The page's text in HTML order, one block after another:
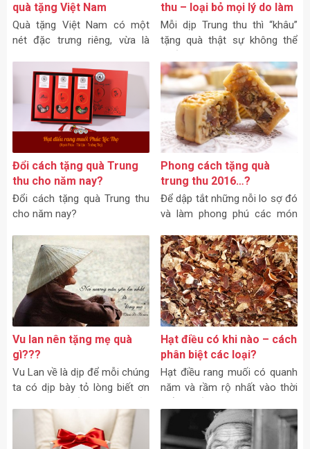
quà tặng Việt Nam
Quà tặng Việt Nam có một
nét đặc trưng riêng, vừa là
nét văn hoá và là đặc sản
riêng của mỗi vùng miền.
thu – loại bỏ mọi lý do làm
khó bạn
Mỗi dịp Trung thu thì “khâu”
tặng quà thật sự không thể
chung nhưng cũng không thể
phủ nhận cách chọn quà tặng
trung thu cũng để lại ấn tượng
sâu sắc đến người nhận và
chính nó cũng đang làm khó
bạn.
Đổi cách tặng quà Trung
thu cho năm nay?
Đổi cách tặng quà Trung thu
cho năm nay?
Phong cách tặng quà
trung thu 2016…?
Để dập tắt những nỗi lo sợ đó
và làm phong phú các món
cách tặng quà trung thu 2016.
Nắm bắt thị hiếu, và đáp ứng
nhu cầu người tiêu dùng, có
cách nhìn khách quan về sản
phẩm hạt điều rang muối.
Vu lan nên tặng mẹ quà
gì???
Vu Lan về là dịp để mỗi chúng
ta có dịp bày tỏ lòng biết ơn
Hạt điều có khi nào – cách
phân biệt các loại?
Hạt điều rang muối có quanh
năm và rầm rộ nhất vào thời